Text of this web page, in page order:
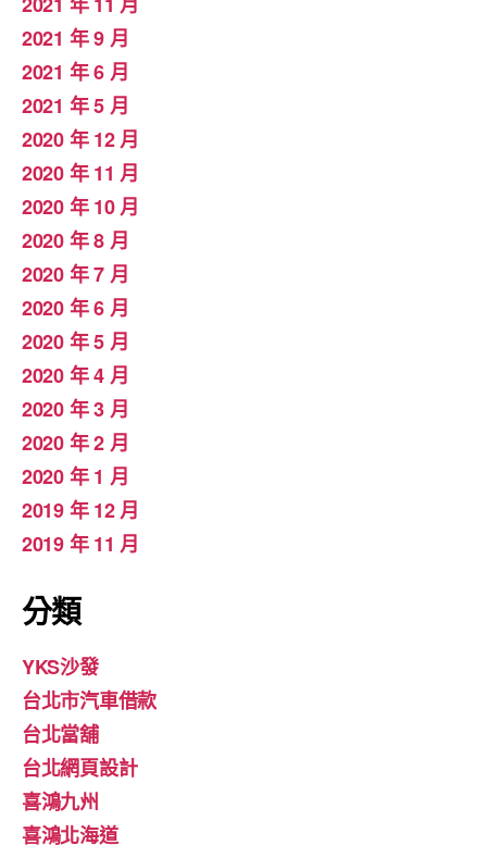
2021 年 9 月
2021 年 6 月
2021 年 5 月
2020 年 12 月
2020 年 11 月
2020 年 10 月
2020 年 8 月
2020 年 7 月
2020 年 6 月
2020 年 5 月
2020 年 4 月
2020 年 3 月
2020 年 2 月
2020 年 1 月
2019 年 12 月
2019 年 11 月
分類
YKS沙發
台北市汽車借款
台北當舖
台北網頁設計
喜鴻九州
喜鴻北海道